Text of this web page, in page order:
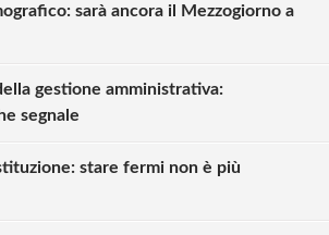
sarà ancora il Mezzogiorno a
gestione amministrativa:
segnale
stare fermi non è più